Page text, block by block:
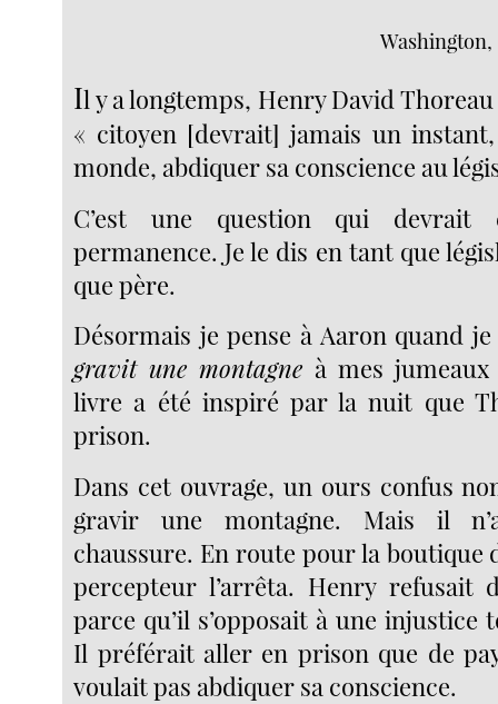
Washington,
Il y a longtemps, Henry David
« citoyen [devrait] jamais un
monde, abdiquer sa conscience au
C’est une question qui devrait
permanence. Je le dis en tant que
que père.
Désormais je pense à Aaron quand
gravit une montagne à mes
livre a été inspiré par la nuit que
prison.
Dans cet ouvrage, un ours confus
gravir une montagne. Mais il
chaussure. En route pour la boutique
percepteur l’arrêta. Henry refusait
parce qu’il s’opposait à une injustice
Il préférait aller en prison que de
voulait pas abdiquer sa conscience.